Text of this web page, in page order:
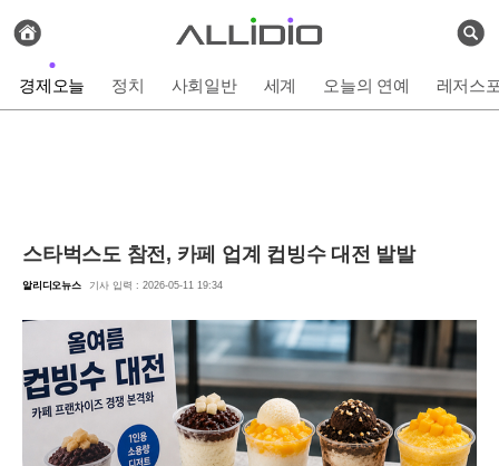
검
전
체
사
보
기
경제오늘 정치 사회일반 세계 오늘의 연예 레저스
스타벅스도 참전, 카페 업계 컵빙수 대전 발발
알리디오뉴스 기사 입력 : 2026-05-11 19:34